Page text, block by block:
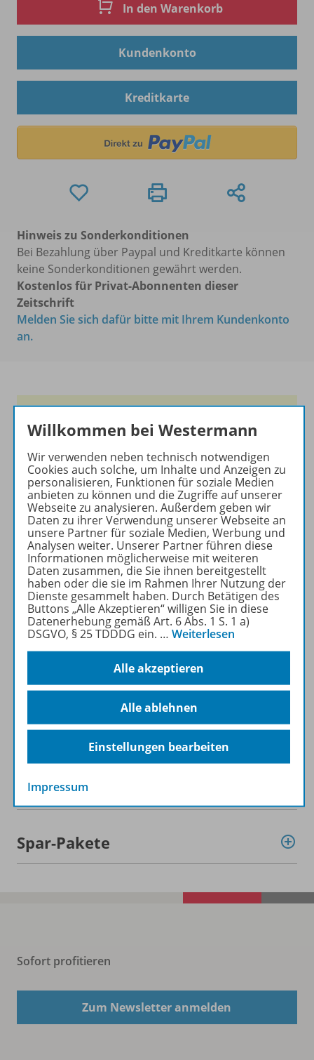
In den Warenkorb
Kundenkonto
Kreditkarte
Hinweis zu Sonderkonditionen
Bei Bezahlung über Paypal und Kreditkarte können
keine Sonderkonditionen gewährt werden.
Kostenlos für Privat-Abonnenten dieser
Zeitschrift
Melden Sie sich dafür bitte mit Ihrem Kundenkonto
an.
Englischunterricht!
Ihr Wegweiser zu den
wichtigsten Seiten von PRAXIS
ENGLISCH:
zu den Abo-Angeboten
zum Zeitschriftenkiosk
zum Online-Archiv
Mehr zur Zeitschrift
Informationen
Beschreibung
Weitere Inhalte der Ausgabe
Spar-Pakete
Sofort profitieren
Zum Newsletter anmelden
Willkommen bei Westermann
Wir verwenden neben technisch notwendigen
Cookies auch solche, um Inhalte und Anzeigen zu
personalisieren, Funktionen für soziale Medien
anbieten zu können und die Zugriffe auf unserer
Webseite zu analysieren. Außerdem geben wir
Daten zu ihrer Verwendung unserer Webseite an
unsere Partner für soziale Medien, Werbung und
Analysen weiter. Unserer Partner führen diese
Informationen möglicherweise mit weiteren
Daten zusammen, die Sie ihnen bereitgestellt
haben oder die sie im Rahmen Ihrer Nutzung der
Dienste gesammelt haben. Durch Betätigen des
Buttons „Alle Akzeptieren“ willigen Sie in diese
Datenerhebung gemäß Art. 6 Abs. 1 S. 1 a)
DSGVO, § 25 TDDDG ein. … Weiterlesen
Alle akzeptieren
Alle ablehnen
Einstellungen bearbeiten
Impressum